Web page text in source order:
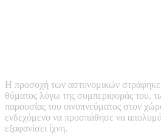
Η προσοχή των αστυνομικών στράφηκε
θύματος λόγω της συμπεριφοράς του,
παρουσίας του οινοπνεύματος στον
ενδεχόμενο να προσπάθησε να
εξαφανίσει ίχνη.